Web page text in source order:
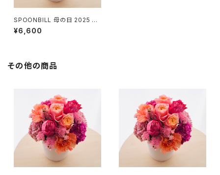
SPOONBILL 母の日 2025 ア
レンジメント
¥6,600
その他の商品